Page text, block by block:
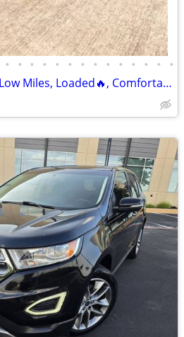
• • • • • • • • • • • • • •
2017 Ford Edge SE – 🔥Low Miles, Loaded🔥, Comfortable & Practical SUV